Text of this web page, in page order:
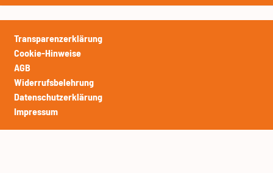
Transparenzerklärung
Cookie-Hinweise
AGB
Widerrufsbelehrung
Datenschutzerklärung
Impressum